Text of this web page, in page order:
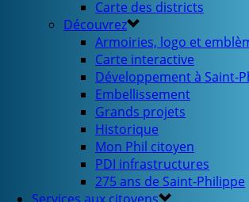
Carte des districts
Découvrez
Armoiries, logo et
Carte interactive
Développement à Saint-
Embellissement
Grands projets
Historique
Mon Phil citoyen
PDI infrastructures
275 ans de Saint-Philippe